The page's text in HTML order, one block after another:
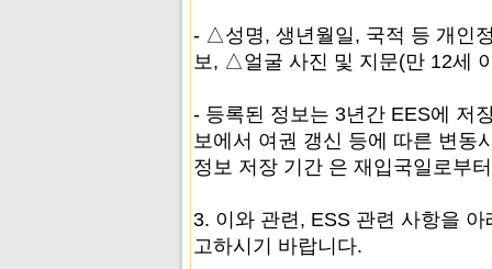
- △성명, 생년월일, 국적 등 개인
보, △얼굴 사진 및 지문(만 12세
- 등록된 정보는 3년간 EES에 저
보에서 여권 갱신 등에 따른 변동
정보 저장 기간 은 재입국일로부
3. 이와 관련, ESS 관련 사항을
고하시기 바랍니다.